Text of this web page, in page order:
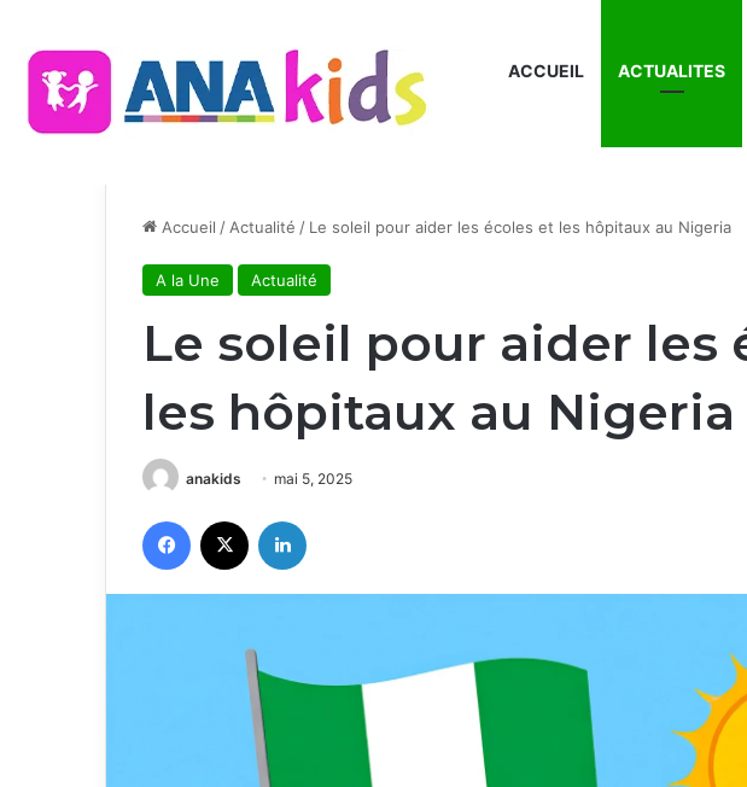
ACCUEIL ACTUALITES
Accueil / Actualité / Le soleil pour aider les écoles et les hôpitaux au Nigeria
A la Une Actualité
Le soleil pour aider les
les hôpitaux au Nigeria
anakids mai 5, 2025
Facebook